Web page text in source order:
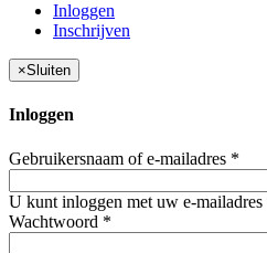
Inloggen
Inschrijven
×Sluiten
Inloggen
Gebruikersnaam of e-mailadres *
U kunt inloggen met uw e-
Wachtwoord *